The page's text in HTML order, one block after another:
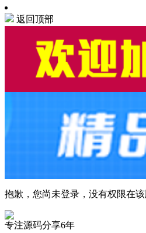
返回顶部
抱歉，您尚未登录，没有权限在
专注源码分享6年